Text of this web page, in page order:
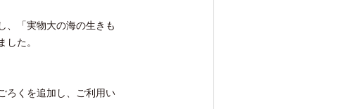
、「実物大の海の生きも
た。
ろくを追加し、ご利用い